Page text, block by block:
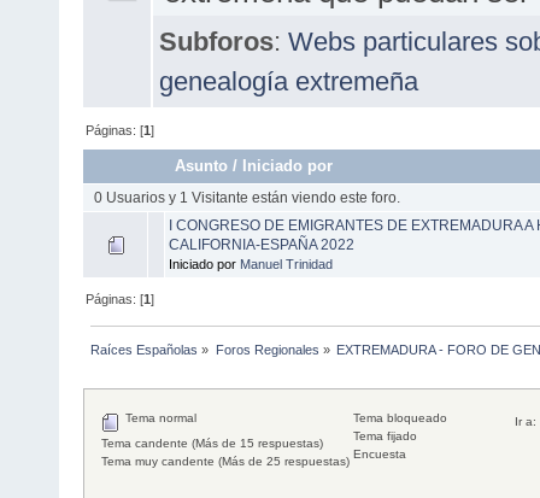
Subforos: Webs particulares
genealogía extremeña
Páginas: [1]
Asunto / Iniciado por
0 Usuarios y 1 Visitante están viendo este foro.
I CONGRESO DE EMIGRANTES DE EXTREMADURA A
CALIFORNIA-ESPAÑA 2022
Iniciado por Manuel Trinidad
Páginas: [1]
Raíces Españolas » Foros Regionales » EXTREMADURA - FORO DE
Ir a:
Tema normal
Tema candente (Más de 15 respuestas)
Tema muy candente (Más de 25 respuestas)
Tema bloqueado
Tema fijado
Encuesta